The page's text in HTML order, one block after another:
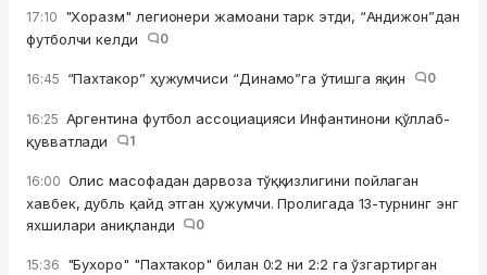
17:10 "Хоразм" легионери жамоани тарк этди, “Андижон”дан
футболчи келди
0
16:45 “Пахтакор” ҳужумчиси “Динамо”га ўтишга яқин 0
16:25 Аргентина футбол ассоциацияси Инфантинони қўллаб-
қувватлади
1
16:00 Олис масофадан дарвоза тўққизлигини пойлаган
хавбек, дубль қайд этган ҳужумчи. Пролигада 13-турнинг энг
яхшилари аниқланди
0
15:36 "Бухоро" "Пахтакор" билан 0:2 ни 2:2 га ўзгартирган